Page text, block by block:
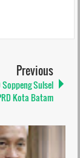
Previous
Soppeng Sulsel
Kota Batam